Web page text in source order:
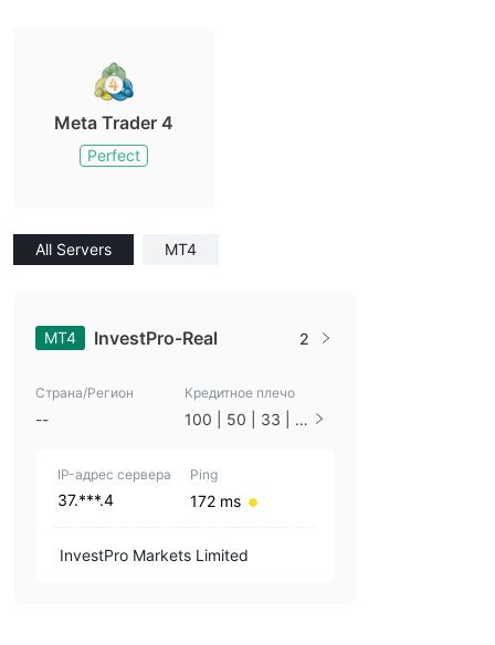
Meta Trader 4
Perfect
All Servers MT4
MT4 InvestPro-Real 2
Страна/Регион
--
Кредитное плечо
100 | 50 | 33 | 2
IP-адрес сервера
37.***.4
Ping
172 ms
InvestPro Markets Limited